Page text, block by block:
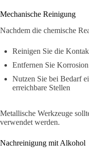
Mechanische Reinigung
Nachdem die chemische
Reinigen Sie die
Entfernen Sie
Nutzen Sie bei Bedarf
erreichbare Stellen
Metallische Werkzeuge
verwendet werden.
Nachreinigung mit Alkohol